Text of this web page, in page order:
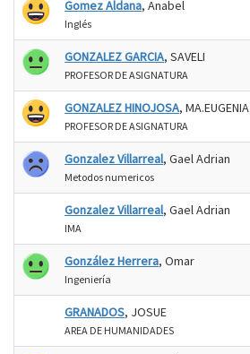
Gomez Aldana, Anabel
Inglés
GONZALEZ GARCIA, SAVELI
PROFESOR DE ASIGNATURA
GONZALEZ HINOJOSA, MA.EUGENIA
PROFESOR DE ASIGNATURA
Gonzalez Villarreal, Gael Adrian
Metodos numericos
Gonzalez Villarreal, Gael Adrian
IMA
González Herrera, Omar
Ingeniería
GRANADOS, JOSUE
AREA DE HUMANIDADES